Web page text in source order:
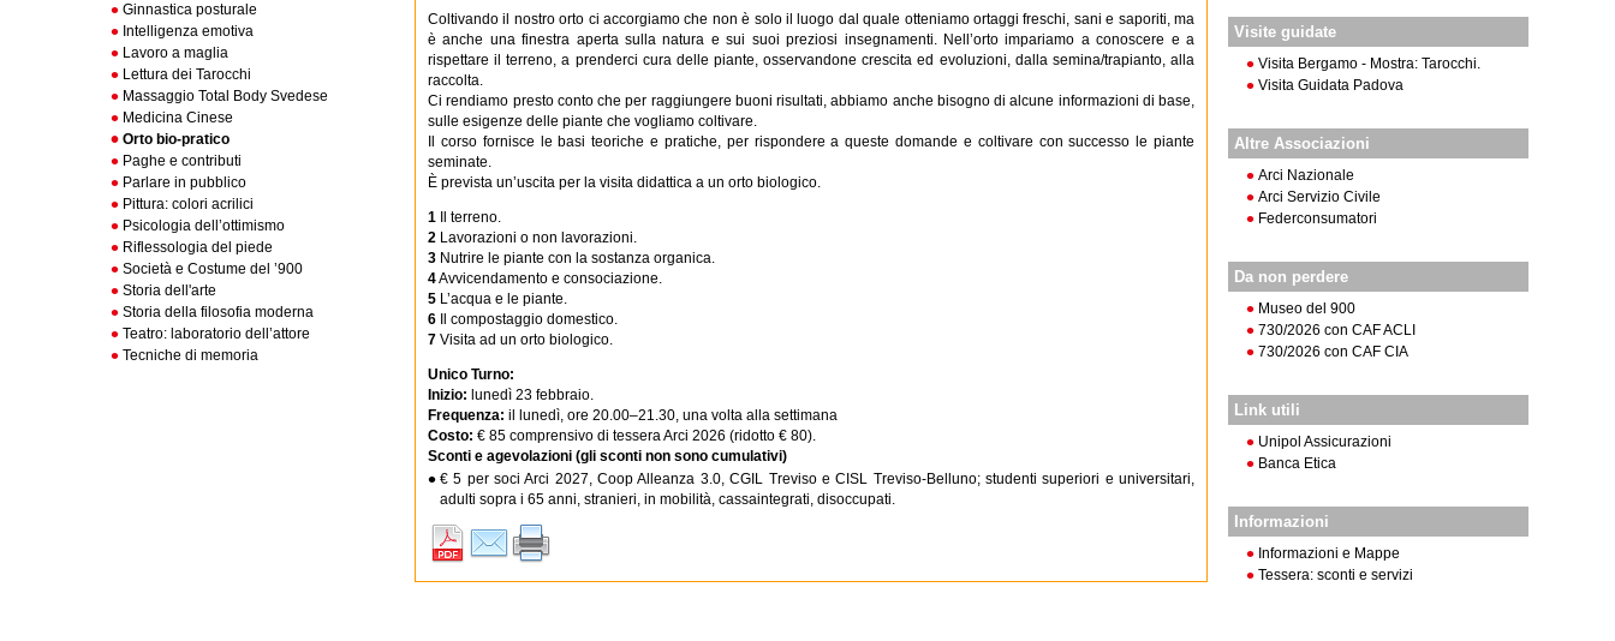
Ginnastica posturale
Intelligenza emotiva
Lavoro a maglia
Lettura dei Tarocchi
Massaggio Total Body Svedese
Medicina Cinese
Orto bio-pratico
Paghe e contributi
Parlare in pubblico
Pittura: colori acrilici
Psicologia dell’ottimismo
Riflessologia del piede
Società e Costume del ’900
Storia dell'arte
Storia della filosofia moderna
Teatro: laboratorio dell’attore
Tecniche di memoria
Coltivando il nostro orto ci accorgiamo che non è solo il luogo dal quale otteniamo ortaggi freschi, sani e saporiti, ma
è anche una finestra aperta sulla natura e sui suoi preziosi insegnamenti. Nell’orto impariamo a conoscere e a
rispettare il terreno, a prenderci cura delle piante, osservandone crescita ed evoluzioni, dalla semina/trapianto, alla
raccolta.
Ci rendiamo presto conto che per raggiungere buoni risultati, abbiamo anche bisogno di alcune informazioni di base,
sulle esigenze delle piante che vogliamo coltivare.
Il corso fornisce le basi teoriche e pratiche, per rispondere a queste domande e coltivare con successo le piante
seminate.
È prevista un’uscita per la visita didattica a un orto biologico.
1 Il terreno.
2 Lavorazioni o non lavorazioni.
3 Nutrire le piante con la sostanza organica.
4Avvicendamento e consociazione.
5 L’acqua e le piante.
6 Il compostaggio domestico.
7 Visita ad un orto biologico.
Unico Turno:
Inizio: lunedì 23 febbraio.
Frequenza: il lunedì, ore 20.00–21.30, una volta alla settimana
Costo: € 85 comprensivo di tessera Arci 2026 (ridotto € 80).
Sconti e agevolazioni (gli sconti non sono cumulativi)
€ 5 per soci Arci 2027, Coop Alleanza 3.0, CGIL Treviso e CISL Treviso-Belluno; studenti superiori e universitari,
adulti sopra i 65 anni, stranieri, in mobilità, cassaintegrati, disoccupati.
Visite guidate
Visita Bergamo - Mostra: Tarocchi.
Visita Guidata Padova
Altre Associazioni
Arci Nazionale
Arci Servizio Civile
Federconsumatori
Da non perdere
Museo del 900
730/2026 con CAF ACLI
730/2026 con CAF CIA
Link utili
Unipol Assicurazioni
Banca Etica
Informazioni
Informazioni e Mappe
Tessera: sconti e servizi